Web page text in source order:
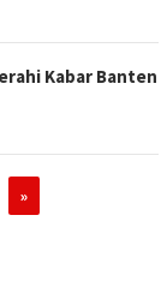
Kabar Banten
»